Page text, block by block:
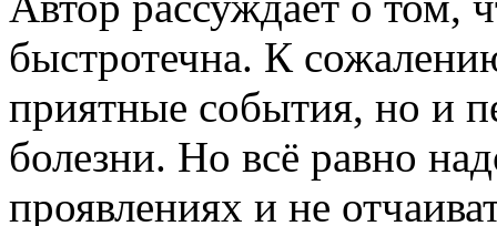
быстротечна. К
приятные события, но и
болезни. Но всё равно
проявлениях и не